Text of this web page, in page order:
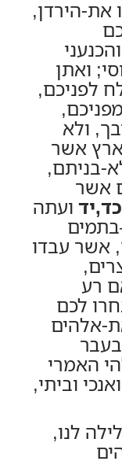
את-הירדן,
ואתן
לפניכם,
ולא
אשר
בניתם,
אשר
כד,יד ועתה
אשר עבדו
רע
לכם
אלהים
האמרי
וביתי,
לנו,